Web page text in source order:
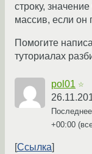
строку,
массив, если он
Помогите
туториалах
pol01 ☆
+00:00
Ссылка